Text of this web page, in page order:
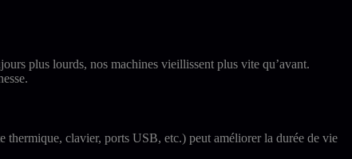
plus lourds, nos machines vieillissent plus vite qu’avant.
thermique, clavier, ports USB, etc.) peut améliorer la durée de vie